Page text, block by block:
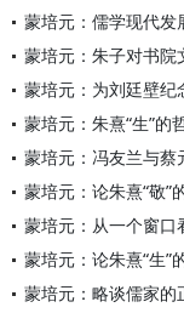
蒙培元：儒学现代发
蒙培元：朱子对书院
蒙培元：为刘廷壁纪
蒙培元：朱熹“生”的
蒙培元：冯友兰与蔡
蒙培元：论朱熹“敬”
蒙培元：从一个窗
蒙培元：论朱熹“生”
蒙培元：略谈儒家的